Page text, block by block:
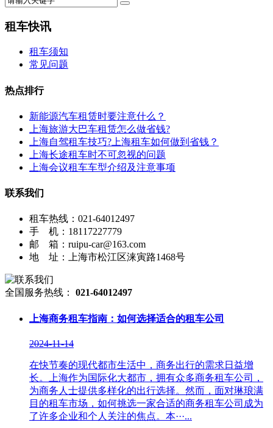
租车快讯
租车须知
常见问题
热点排行
新能源汽车租赁时要注意什么？
上海旅游大巴车租赁怎么做省钱?
上海自驾租车技巧?上海租车如何做到省钱？
上海长途租车时不可忽视的问题
上海会议租车车型介绍及注意事项
联系我们
租车热线：021-64012497
手 机：18117227779
邮 箱：ruipu-car@163.com
地 址：上海市松江区涞寅路1468号
全国服务热线： 021-64012497
上海商务租车指南：如何选择适合的租车公司
2024-11-14
在快节奏的现代都市生活中，商务出行的需求日益增
长。上海作为国际化大都市，拥有众多商务租车公司，
为商务人士提供多样化的出行选择。然而，面对琳琅满
目的租车市场，如何挑选一家合适的商务租车公司成为
了许多企业和个人关注的焦点。本···...